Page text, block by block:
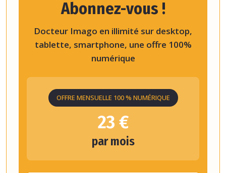
Abonnez-vous !
Docteur Imago en illimité sur desktop,
tablette, smartphone, une offre 100%
numérique
OFFRE MENSUELLE 100 % NUMÉRIQUE
23 €
par mois